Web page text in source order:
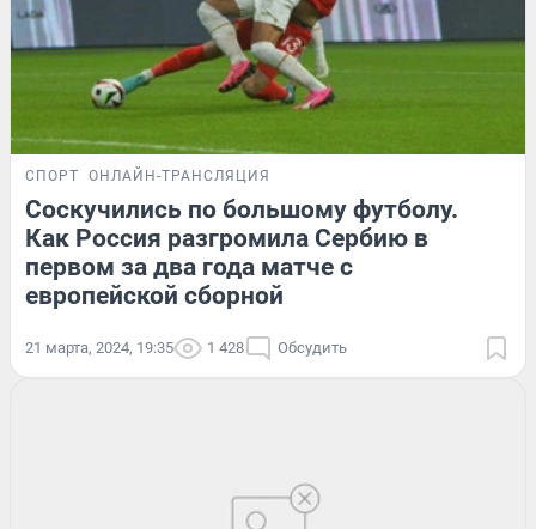
СПОРТ ОНЛАЙН-ТРАНСЛЯЦИЯ
Соскучились по большому футболу.
Как Россия разгромила Сербию в
первом за два года матче с
европейской сборной
21 марта, 2024, 19:35 1 428 Обсудить